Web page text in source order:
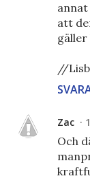
att
gäller
//
Zac
Och